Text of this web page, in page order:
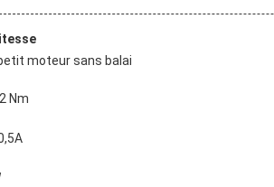
moteur sans balai
Nm